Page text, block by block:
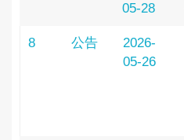
05-28
8 公告
2026-
05-26